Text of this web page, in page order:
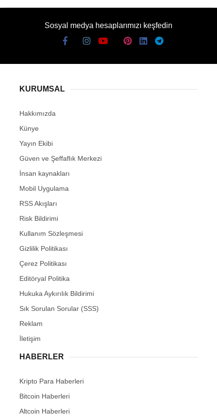
Sosyal medya hesaplarımızı keşfedin
KURUMSAL
Hakkımızda
Künye
Yayın Ekibi
Güven ve Şeffaflık Merkezi
İnsan kaynakları
Mobil Uygulama
RSS Akışları
Risk Bildirimi
Kullanım Sözleşmesi
Gizlilik Politikası
Çerez Politikası
Editöryal Politika
Hukuka Aykırılık Bildirimi
Sık Sorulan Sorular (SSS)
Reklam
İletişim
HABERLER
Kripto Para Haberleri
Bitcoin Haberleri
Altcoin Haberleri